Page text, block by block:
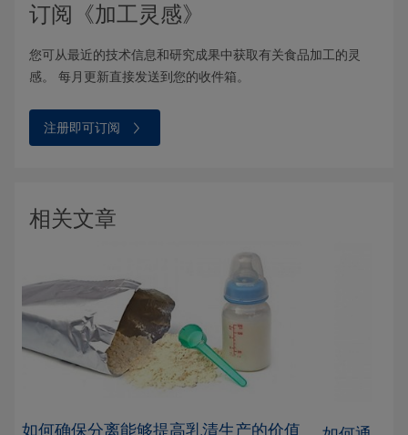
订阅《加工灵感》
您可从最近的技术信息和研究成果中获取有关食品加工的灵
感。 每月更新直接发送到您的收件箱。
注册即可订阅
相关文章
如何确保分离能够提高乳清生产的价值